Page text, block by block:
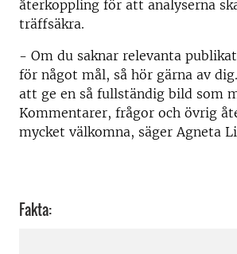
återkoppling för att analyserna
träffsäkra.
- Om du saknar relevanta
för något mål, så hör gärna av
att ge en så fullständig bild som
Kommentarer, frågor och övrig
mycket välkomna, säger Agneta
Fakta: